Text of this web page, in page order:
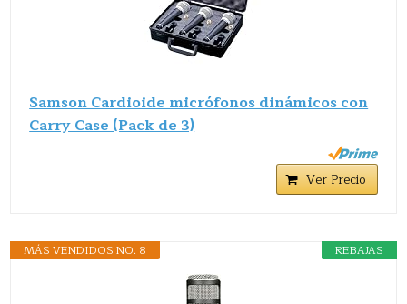
Samson Cardioide micrófonos dinámicos con
Carry Case (Pack de 3)
Ver Precio
REBAJAS
MÁS VENDIDOS NO. 8